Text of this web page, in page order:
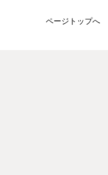
ページトップへ